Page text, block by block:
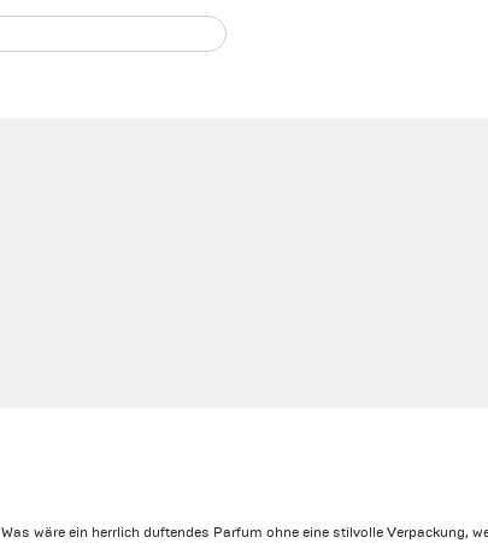
Was wäre ein herrlich duftendes Parfum ohne eine stilvolle Verpackung,